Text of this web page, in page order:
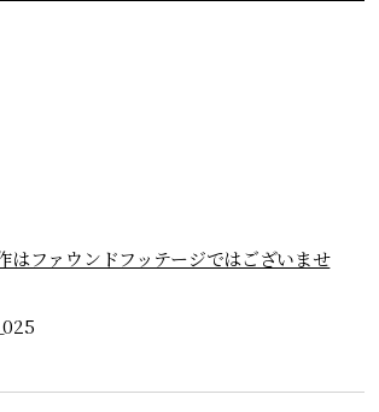
はファウンドフッテージではございませ